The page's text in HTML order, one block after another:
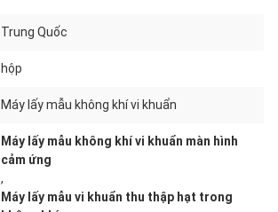
Trung Quốc
hộp
Máy lấy mẫu không khí vi khuẩn
Máy lấy mẫu không khí vi khuẩn màn hình
cảm ứng
,
Máy lấy mẫu vi khuẩn thu thập hạt trong